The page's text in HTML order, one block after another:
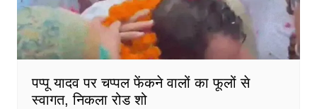
पप्पू यादव पर चप्पल फेंकने वालों का फूलों से
स्वागत, निकला रोड शो